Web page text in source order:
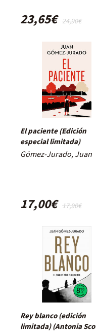
24,90€
23,65€
El paciente (Edición
especial limitada)
Gómez-Jurado, Juan
17,90€
17,00€
Rey blanco (edición
limitada) (Antonia